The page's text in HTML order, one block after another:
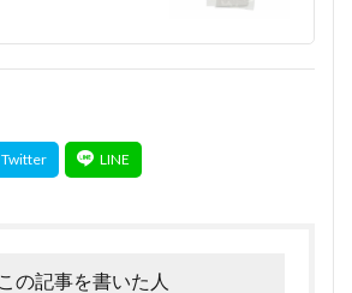
この記事を書いた人